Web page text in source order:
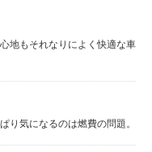
地もそれなりによく快適な車
り気になるのは燃費の問題。